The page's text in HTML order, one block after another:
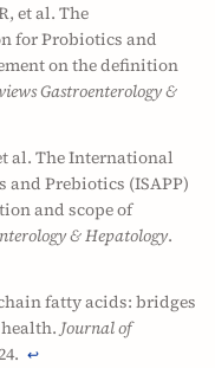
et al. The
for Probiotics and
on the definition
Gastroenterology &
al. The International
Prebiotics (ISAPP)
and scope of
& Hepatology.
fatty acids: bridges
health.Journal of
↩